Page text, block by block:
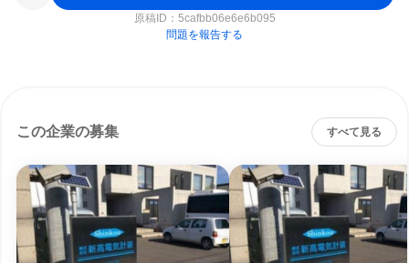
原稿ID： 5cafbb06e6e6b095
問題を報告する
この企業の募集 すべて見る